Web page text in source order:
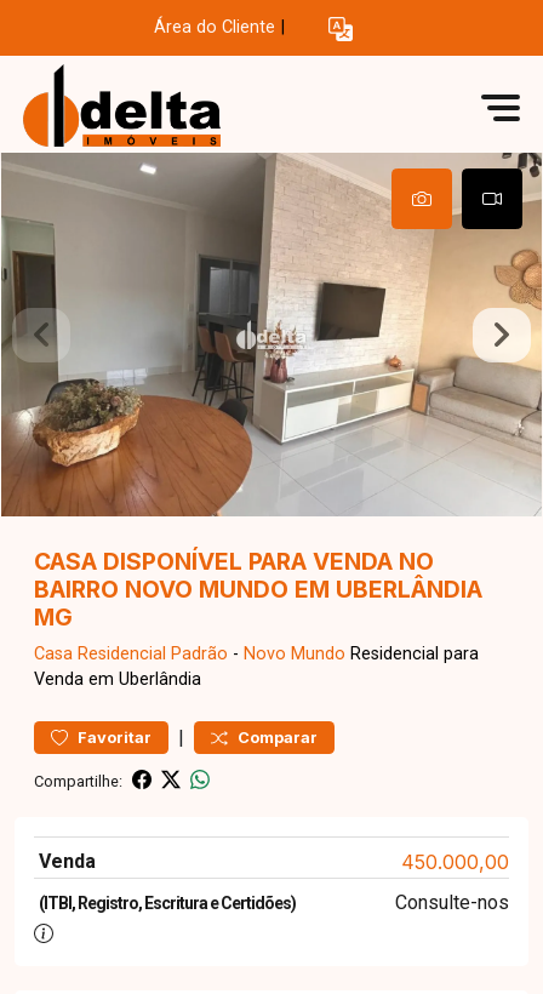
Área do Cliente
CASA DISPONÍVEL PARA VENDA NO
BAIRRO NOVO MUNDO EM UBERLÂNDIA
MG
Casa Residencial Padrão - Novo Mundo Residencial para
Venda em Uberlândia
Favoritar | Comparar
Compartilhe:
Venda 450.000,00
(ITBI, Registro, Escritura e Certidões) Consulte-nos